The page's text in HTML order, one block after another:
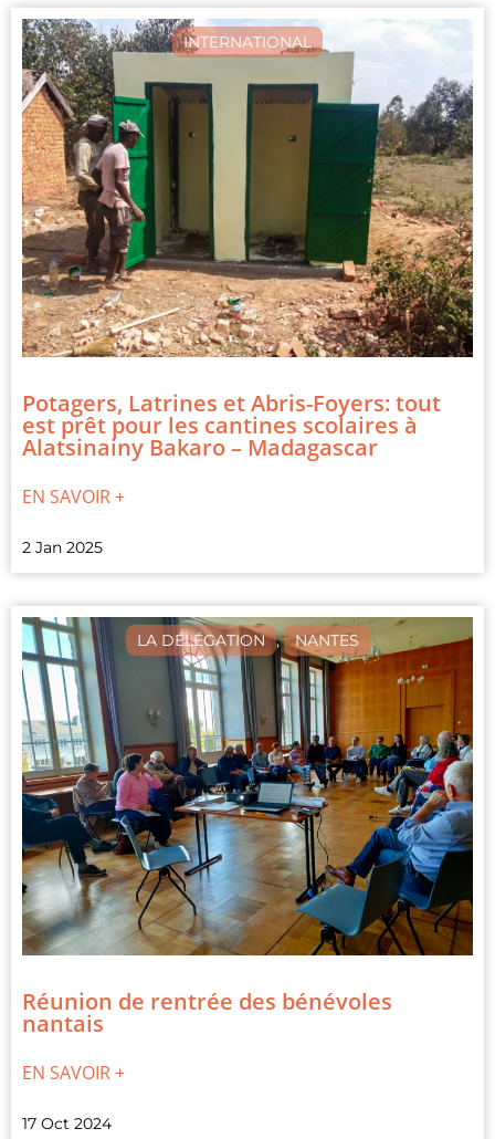
INTERNATIONAL
Potagers, Latrines et Abris-Foyers: tout
est prêt pour les cantines scolaires à
Alatsinainy Bakaro – Madagascar
EN SAVOIR +
2 Jan 2025
LA DÉLÉGATION , NANTES
Réunion de rentrée des bénévoles
nantais
EN SAVOIR +
17 Oct 2024